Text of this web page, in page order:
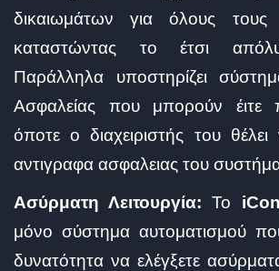
δικαιωμάτων για όλους τους
καταστώντας το έτσι
Παράλληλα υποστηρίζει
Ασφαλείας που μπορούν έιτε
όποτε ο διαχειριστής του
αντιγραφα ασφαλειας του
Ασύρματη Λειτουργία: Το
μόνο σύστημα αυτοματισμού
δυνατότητα να ελέγξετε